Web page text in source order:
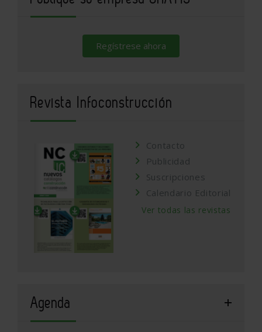
Regístrese ahora
Revista Infoconstrucción
Contacto
Publicidad
Suscripciones
Calendario Editorial
Ver todas las revistas
Agenda